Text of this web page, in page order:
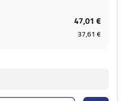
47,01 €
37,61 €